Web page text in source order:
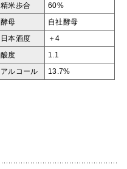
精米歩合 60%
酵母 自社酵母
日本酒度 ＋4
酸度 1.1
アルコール 13.7%